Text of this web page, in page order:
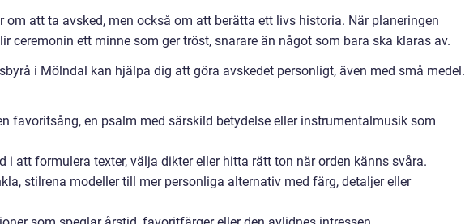
om att ta avsked, men också om att berätta ett livs historia. När planeringen
ceremonin ett minne som ger tröst, snarare än något som bara ska klaras av.
i Mölndal kan hjälpa dig att göra avskedet personligt, även med små medel.
favoritsång, en psalm med särskild betydelse eller instrumentalmusik som
i att formulera texter, välja dikter eller hitta rätt ton när orden känns svåra.
stilrena modeller till mer personliga alternativ med färg, detaljer eller